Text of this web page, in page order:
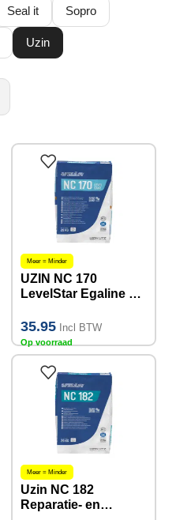
Seal it Sopro
Uzin
Meer = Minder
UZIN NC 170
LevelStar Egaline 20
35.95 Incl BTW
Op voorraad
Meer = Minder
Uzin NC 182
Reparatie- en